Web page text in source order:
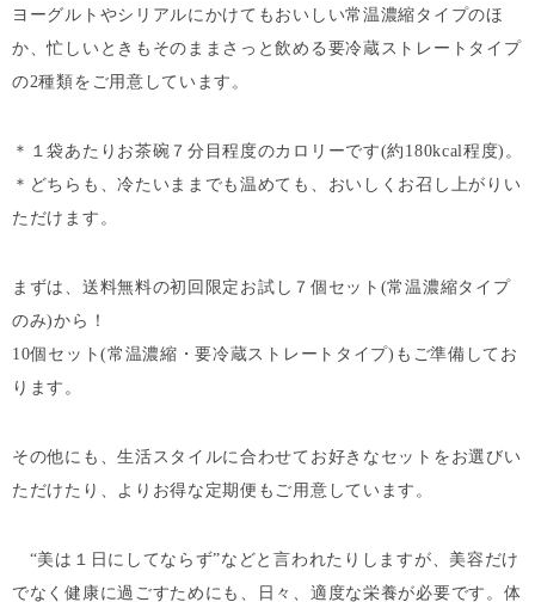
ヨーグルトやシリアルにかけてもおいしい常温濃縮タイプのほ
か、忙しいときもそのままさっと飲める要冷蔵ストレートタイプ
の2種類をご用意しています。
＊１袋あたりお茶碗７分目程度のカロリーです(約180kcal程度)。
＊どちらも、冷たいままでも温めても、おいしくお召し上がりい
ただけます。
まずは、 送料無料の初回限定お試し７個セット (常温濃縮タイプ
のみ)から！
10個セット(常温濃縮・要冷蔵ストレートタイプ)もご準備してお
ります。
その他にも、生活スタイルに合わせてお好きなセットをお選びい
ただけたり、よりお得な定期便もご用意しています。
“美は１日にしてならず”などと言われたりしますが、美容だけ
でなく健康に過ごすためにも、日々、適度な栄養が必要です。体